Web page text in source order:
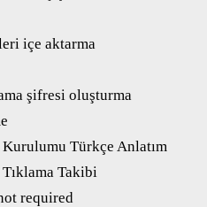
içe aktarma
şifresi oluşturma
Türkçe Anlatım
Takibi
required